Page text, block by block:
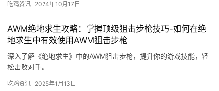
吃鸡资讯 2024年10月17日
AWM绝地求生攻略：掌握顶级狙击步枪技巧-如何在绝
地求生中有效使用AWM狙击步枪
深入了解《绝地求生》中的AWM狙击步枪，提升你的游戏技能，轻
松击败对手。
吃鸡资讯 2025年1月13日